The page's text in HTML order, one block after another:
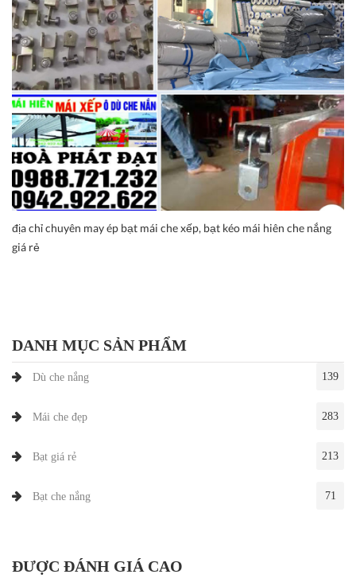
địa chỉ chuyên may ép bạt mái che xếp, bạt kéo mái hiên che nắng
giá rẻ
DANH MỤC SẢN PHẨM
Dù che nắng 139
Mái che đẹp 283
Bạt giá rẻ 213
Bạt che nắng 71
ĐƯỢC ĐÁNH GIÁ CAO